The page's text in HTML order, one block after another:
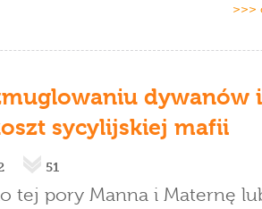
>>>
dywanów
sycylijskiej mafii
51
tej pory Manna i Maternę